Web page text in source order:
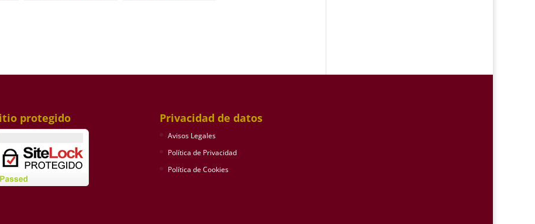
protegido Privacidad de datos
Avisos Legales
Política de Privacidad
Política de Cookies